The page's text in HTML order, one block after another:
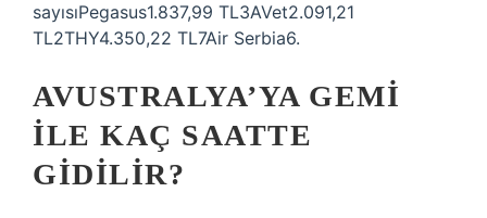
sayısıPegasus1.837,99 TL3AVet2.091,21
TL2THY4.350,22 TL7Air Serbia6.
AVUSTRALYA’YA GEMI
ILE KAÇ SAATTE
GIDILIR?